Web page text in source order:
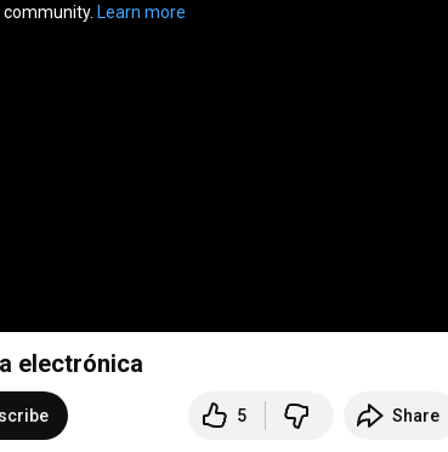
Learn more
electrónica
5 Share